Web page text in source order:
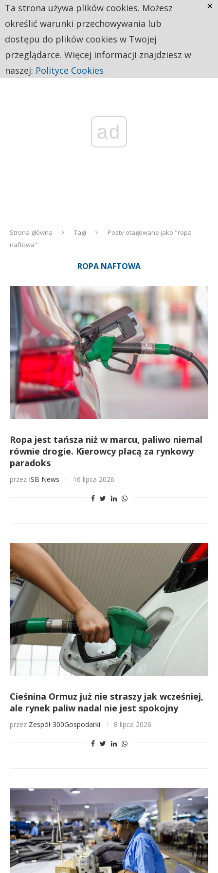
ad
Strona główna Tagi
Posty otagowane jako "ropa
naftowa"
ROPA NAFTOWA
Ropa jest tańsza niż w marcu, paliwo niemal
równie drogie. Kierowcy płacą za rynkowy
paradoks
przez ISB News 16 lipca 2026
Cieśnina Ormuz już nie straszy jak wcześniej,
ale rynek paliw nadal nie jest spokojny
przez Zespół 300Gospodarki 8 lipca 2026
Ta strona używa plików cookies. Możesz
określić warunki przechowywania lub
dostępu do plików cookies w Twojej
przeglądarce. Więcej informacji znajdziesz w
naszej: Polityce Cookies
×